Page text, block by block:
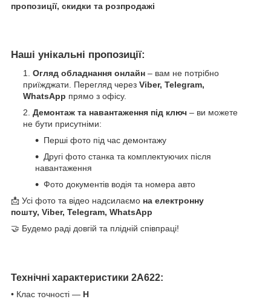
пропозиції, скидки та розпродажі
Наші унікальні пропозиції:
Огляд обладнання онлайн – вам не потрібно
приїжджати. Перегляд через Viber, Telegram,
WhatsApp прямо з офісу.
Демонтаж та навантаження під ключ – ви можете
не бути присутніми:
Перші фото під час демонтажу
Другі фото станка та комплектуючих після
навантаження
Фото документів водія та номера авто
📩 Усі фото та відео надсилаємо на електронну
пошту, Viber, Telegram, WhatsApp
🤝 Будемо раді довгій та плідній співпраці!
Технічні характеристики 2А622:
• Клас точності — Н